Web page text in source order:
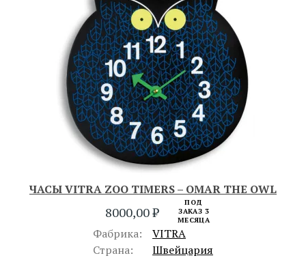
ЧАСЫ VITRA ZOO TIMERS – OMAR THE OWL
8000,00₽
ПОД
ЗАКАЗ 3
МЕСЯЦА
Фабрика:
VITRA
Страна:
Швейцария